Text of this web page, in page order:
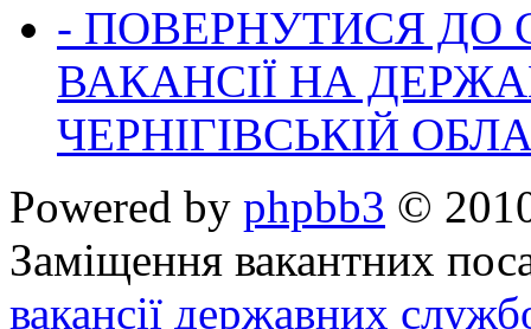
- ПОВЕРНУТИСЯ ДО
ВАКАНСІЇ НА
ЧЕРНІГІВСЬКІЙ
Powered by phpbb3 ©
Заміщення вакантних
вакансії державних